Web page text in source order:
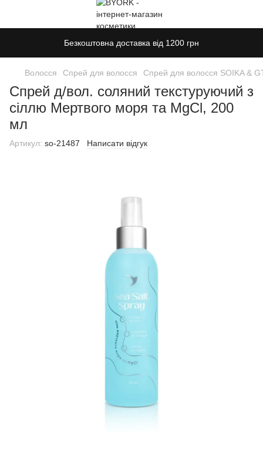
Безкоштовна доставка від 1200 грн
Волосся Спрей для волосся Спрей для волосся SOIKA &
Спрей д/вол. соляний текстуруючий з
сіллю Мертвого моря та MgCl, 200
мл
Артикул: so-21487 Написати відгук